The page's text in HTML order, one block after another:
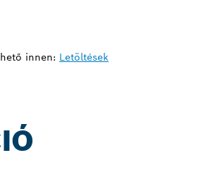
innen: Letöltések